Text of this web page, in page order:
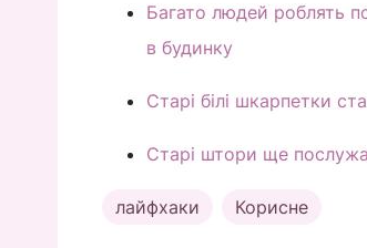
Багато людей роблять
в будинку
Старі білі шкарпетки
Старі штори ще
лайфхаки Корисне